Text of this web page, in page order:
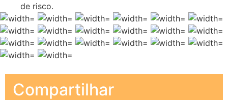
de risco.
Compartilhar